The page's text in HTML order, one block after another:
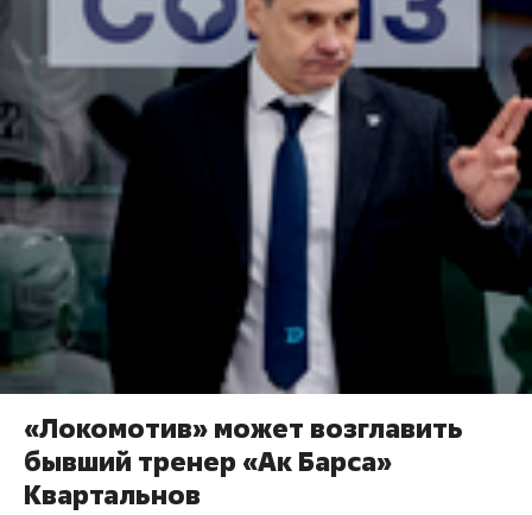
«Локомотив» может возглавить
бывший тренер «Ак Барса»
Квартальнов